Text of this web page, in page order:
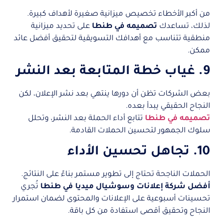
من أكبر الأخطاء تخصيص ميزانية صغيرة لأهداف كبيرة.
لذلك، تساعدك تصميمه في طنطا على تحديد ميزانية
منطقية تتناسب مع أهدافك التسويقية لتحقيق أفضل عائد
ممكن.
9. غياب خطة المتابعة بعد النشر
بعض الشركات تظن أن دورها ينتهي بعد نشر الإعلان، لكن
النجاح الحقيقي يبدأ بعده.
تصميمه في طنطا تتابع أداء الحملة بعد النشر، وتحلل
سلوك الجمهور لتحسين الحملات القادمة.
10. تجاهل تحسين الأداء
الحملات الناجحة تحتاج إلى تطوير مستمر بناءً على النتائج.
أفضل شركة إعلانات وسوشيال ميديا في طنطا تُجري
تحسينات أسبوعية على الإعلانات والمحتوى لضمان استمرار
النجاح وتحقيق أقصى استفادة من كل باقة.